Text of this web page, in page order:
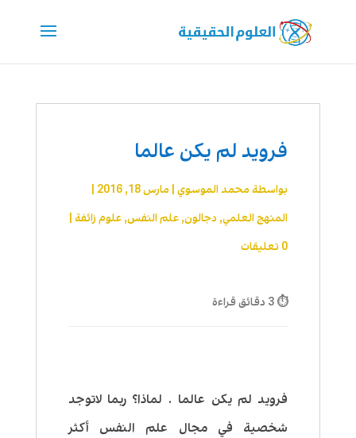
فرويد لم يكن عالما
بواسطة محمد الموسوي| مارس 18, 2016
المنهج العلمي, دجالون, علم النفس, علوم زائفة|
0 تعليقات
⏱ 3 دقائق قراءة
فرويد لم يكن عالما . لماذا؟ ربما لاتوجد
شخصية في مجال علم النفس أكثر